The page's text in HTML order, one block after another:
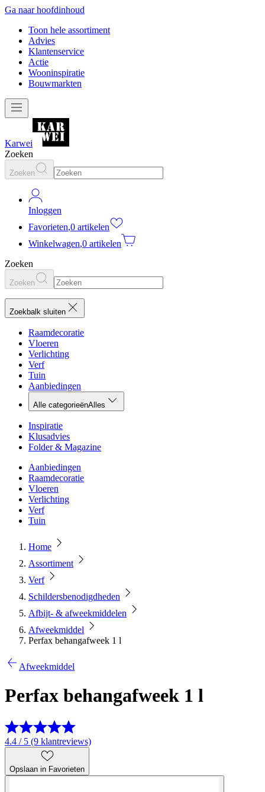
Ga naar hoofdinhoud
Toon hele assortiment
Advies
Klantenservice
Actie
Wooninspiratie
Bouwmarkten
Karwei
Zoeken
Zoeken
Inloggen
Favorieten,0 artikelen
Winkelwagen,0 artikelen
Zoeken
Zoeken
Zoekbalk sluiten
Raamdecoratie
Vloeren
Verlichting
Verf
Tuin
Aanbiedingen
Alle categorieënAlles
Inspiratie
Klusadvies
Folder & Magazine
Aanbiedingen
Raamdecoratie
Vloeren
Verlichting
Verf
Tuin
Home
Assortiment
Verf
Schildersbenodigdheden
Afbijt- & afweekmiddelen
Afweekmiddel
Perfax behangafweek 1 l
Afweekmiddel
Perfax behangafweek 1 l
4.4 / 5 (9 klantreviews)
Opslaan in Favorieten